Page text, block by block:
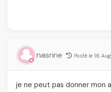
nasrine Posté le 16
je ne peut pas donner mon